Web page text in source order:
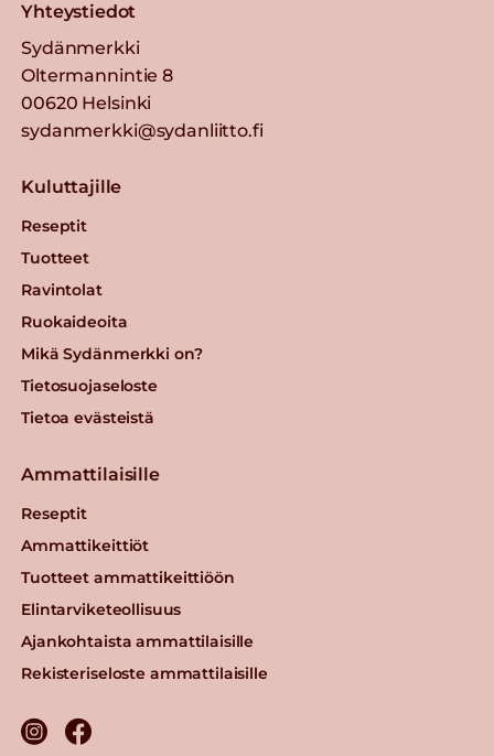
Yhteystiedot
Sydänmerkki
Oltermannintie 8
00620 Helsinki
sydanmerkki@sydanliitto.fi
Kuluttajille
Reseptit
Tuotteet
Ravintolat
Ruokaideoita
Mikä Sydänmerkki on?
Tietosuojaseloste
Tietoa evästeistä
Ammattilaisille
Reseptit
Ammattikeittiöt
Tuotteet ammattikeittiöön
Elintarviketeollisuus
Ajankohtaista ammattilaisille
Rekisteriseloste ammattilaisille